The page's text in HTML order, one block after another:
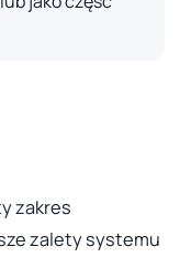
zakres
zalety systemu